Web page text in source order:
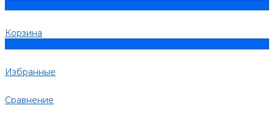
Корзина
Избранные
Сравнение